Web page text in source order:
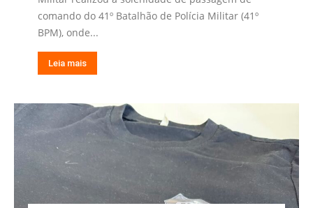
comando do 41º Batalhão de Polícia Militar (41º
BPM), onde...
Leia mais